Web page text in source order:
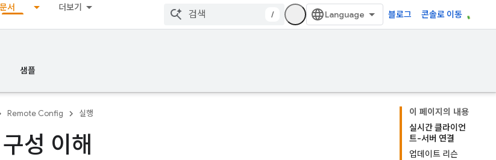
문서 더보기
/ 블로그 콘솔로 이동
샘플
이 페이지의 내용
실시간 클라이언
트-서버 연결
업데이트 리슨
Remote Config 실행
성 이해